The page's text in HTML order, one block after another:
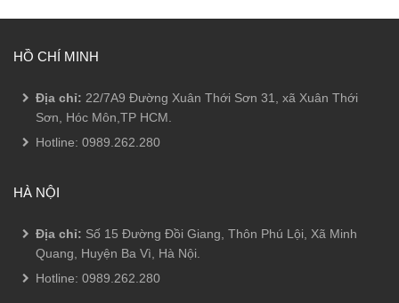
HỒ CHÍ MINH
Địa chỉ: 22/7A9 Đường Xuân Thới Sơn 31, xã Xuân Thới
Sơn, Hóc Môn,TP HCM.
Hotline: 0989.262.280
HÀ NỘI
Địa chỉ: Số 15 Đường Đồi Giang, Thôn Phú Lội, Xã Minh
Quang, Huyện Ba Vì, Hà Nội.
Hotline: 0989.262.280